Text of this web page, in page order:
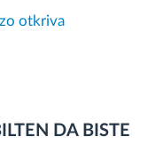
otkriva
DA BISTE